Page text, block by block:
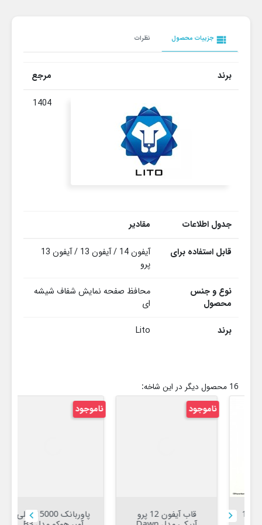
view_list جزییات محصول نظرات
برند مرجع
1404
جدول اطلاعات مقادیر
قابل استفاده برای
آیفون 14 / آیفون 13 / آیفون 13
پرو
نوع و جنس
محصول
محافظ صفحه نمایش شفاف شیشه
ای
برند
Lito
16 محصول دیگر در این شاخه:

قاب آیفون 12 پرو
ناموجود
پاوربانک 15000 میلی
ناموجود
